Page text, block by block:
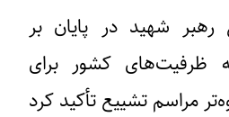
شهید در پایان بر
کشور برای
مراسم تشییع تأکید کرد